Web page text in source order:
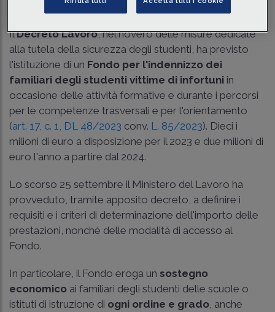
Tempo di lettura1 min.
IlDecreto Lavoro, nel novero delle misure dedicate
alla tutela della sicurezza degli studenti, ha previsto
l'istituzione di un Fondo per l'indennizzo dei
familiari degli studenti vittime di infortuni in
occasione delle attività formative e durante i percorsi
per le competenze trasversali e per l'orientamento
(art. 17, c. 1, DL 48/2023 conv. L. 85/2023). Dieci i
milioni di euro a disposizione per il 2023 e due milioni di
euro l'anno a partire dal 2024.
Lo scorso 25 settembre il Ministero del Lavoro ha
provveduto, tramite apposito decreto, a definire i
requisiti e i criteri di determinazione dell'importo delle
prestazioni, nonché delle modalità di accesso al
Fondo.
In particolare, il Fondo eroga un sostegno
economico ai familiari degli studenti delle scuole o
istituti di istruzione di ogni ordine e grado , anche